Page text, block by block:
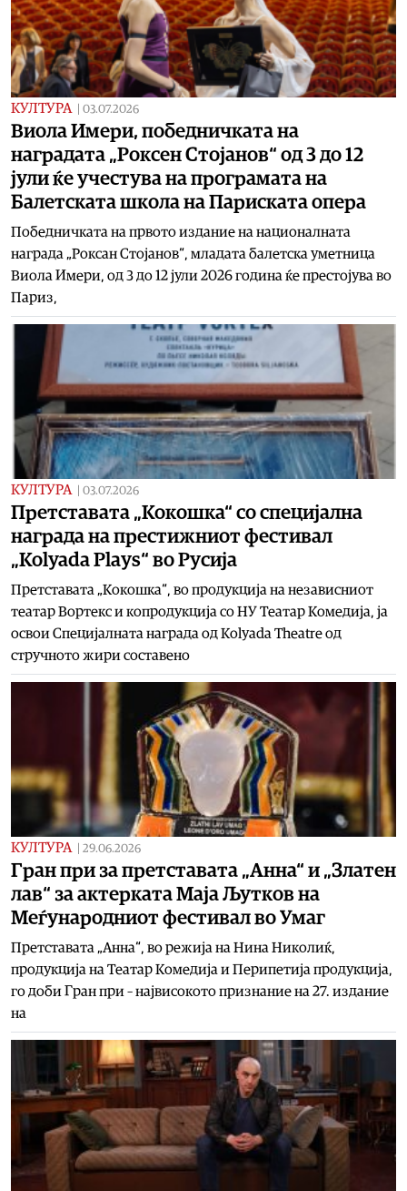
КУЛТУРА 03.07.2026
Виола Имери, победничката на
наградата „Роксен Стојанов“ од 3 до 12
јули ќе учестува на програмата на
Балетската школа на Париската опера
Победничката на првото издание на националната
награда „Роксан Стојанов“, младата балетска уметница
Виола Имери, од 3 до 12 јули 2026 година ќе престојува во
Париз,
КУЛТУРА 03.07.2026
Претставата „Кокошка“ со специјална
награда на престижниот фестивал
„Kolyada Plays“ во Русија
Претставата „Кокошка“, во продукција на независниот
театар Вортекс и копродукција со НУ Театар Комедија, ја
освои Специјалната награда од Kolyada Theatre од
стручното жири составено
КУЛТУРА 29.06.2026
Гран при за претставата „Анна“ и „Златен
лав“ за актерката Маја Љутков на
Меѓународниот фестивал во Умаг
Претставата „Анна“, во режија на Нина Николиќ,
продукција на Театар Комедија и Перипетија продукција,
го доби Гран при – највисокото признание на 27. издание
на